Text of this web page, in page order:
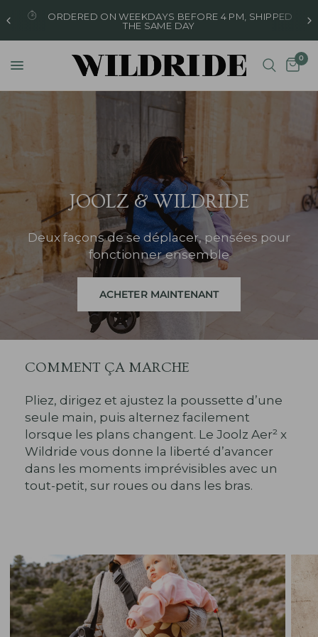
ORDERED ON WEEKDAYS BEFORE 4 PM, SHIPPED
THE SAME DAY
0
JOOLZ & WILDRIDE
Deux façons de se déplacer, pensées pour
fonctionner ensemble
ACHETER MAINTENANT
COMMENT ÇA MARCHE
Pliez, dirigez et ajustez la poussette d’une
seule main, puis alternez facilement
lorsque les plans changent. Le Joolz Aer² x
Wildride vous donne la liberté d’avancer
dans les moments imprévisibles avec un
tout-petit, sur roues ou dans les bras.